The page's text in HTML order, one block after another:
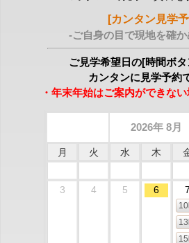
[カンタン見学
-ご自身の目で現地を確
ご見学希望日の[時間ボ
カンタンに見学予約
・年末年始はご案内ができない
2026年 8月
月 火 水 木
3
4 5 6 7